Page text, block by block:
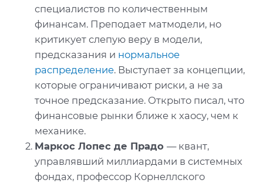
специалистов по количественным
финансам. Преподает матмодели, но
критикует слепую веру в модели,
предсказания и нормальное
распределение. Выступает за концепции,
которые ограничивают риски, а не за
точное предсказание. Открыто писал, что
финансовые рынки ближе к хаосу, чем к
механике.
Маркос Лопес де Прадо— квант,
управлявший миллиардами в системных
фондах, профессор Корнеллского